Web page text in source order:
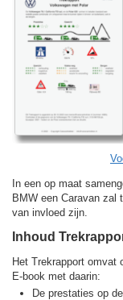
In een op maat
BMW een Caravan zal
van invloed zijn.
Inhoud
Het Trekrapport omvat
E-book met daarin:
De prestaties op